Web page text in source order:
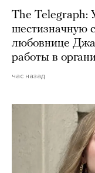
The Telegraph:
шестизначную
любовнице
работы в
час назад